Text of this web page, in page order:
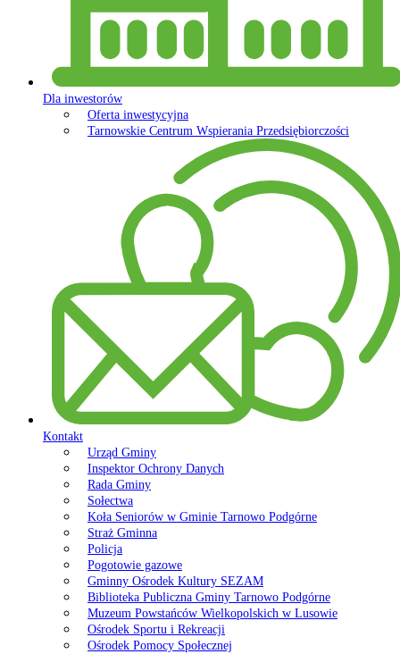
Dla inwestorów
Oferta inwestycyjna
Tarnowskie Centrum Wspierania Przedsiębiorczości
Kontakt
Urząd Gminy
Inspektor Ochrony Danych
Rada Gminy
Sołectwa
Koła Seniorów w Gminie Tarnowo Podgórne
Straż Gminna
Policja
Pogotowie gazowe
Gminny Ośrodek Kultury SEZAM
Biblioteka Publiczna Gminy Tarnowo Podgórne
Muzeum Powstańców Wielkopolskich w Lusowie
Ośrodek Sportu i Rekreacji
Ośrodek Pomocy Społecznej